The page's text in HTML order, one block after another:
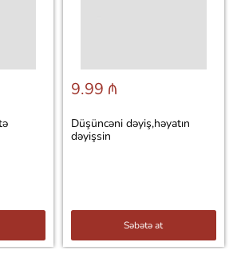
9.99 ₼
Düşüncəni dəyiş,həyatın
dəyişsin
Səbətə at